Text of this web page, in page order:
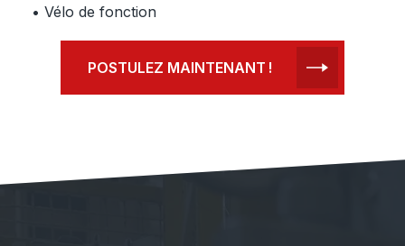
• Vélo de fonction
POSTULEZ MAINTENANT !